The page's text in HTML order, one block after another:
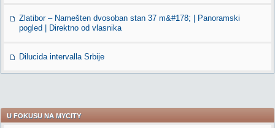
Zlatibor – Namešten dvosoban stan 37 m&#178; | Panoramski
pogled | Direktno od vlasnika
Dilucida intervalla Srbije
U FOKUSU NA MYCITY